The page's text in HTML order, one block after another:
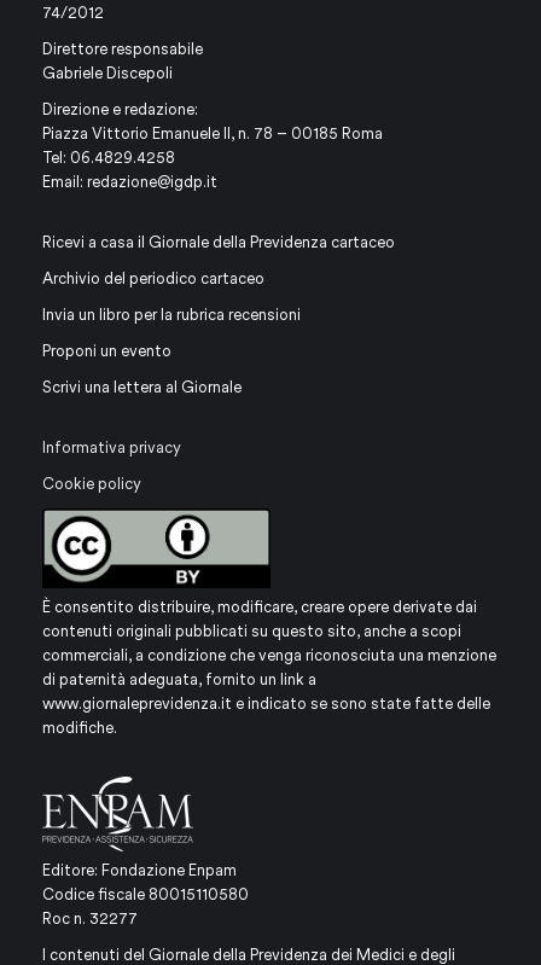
74/2012
Direttore responsabile
Gabriele Discepoli
Direzione e redazione:
Piazza Vittorio Emanuele II, n. 78 – 00185 Roma
Tel: 06.4829.4258
Email: redazione@igdp.it
Ricevi a casa il Giornale della Previdenza cartaceo
Archivio del periodico cartaceo
Invia un libro per la rubrica recensioni
Proponi un evento
Scrivi una lettera al Giornale
Informativa privacy
Cookie policy
È consentito distribuire, modificare, creare opere derivate dai
contenuti originali pubblicati su questo sito, anche a scopi
commerciali, a condizione che venga riconosciuta una menzione
di paternità adeguata, fornito un link a
www.giornaleprevidenza.it e indicato se sono state fatte delle
modifiche.
Editore: Fondazione Enpam
Codice fiscale 80015110580
Roc n. 32277
I contenuti del Giornale della Previdenza dei Medici e degli